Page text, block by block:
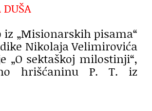
DUŠA
iz „Misionarskih pisama“
Nikolaja Velimirovića
„O sektaškoj milostinji“,
hrišćaninu P. T. iz